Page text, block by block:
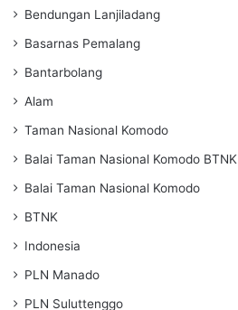
Bendungan Lanjiladang
Basarnas Pemalang
Bantarbolang
Alam
Taman Nasional Komodo
Balai Taman Nasional Komodo BTNK
Balai Taman Nasional Komodo
BTNK
Indonesia
PLN Manado
PLN Suluttenggo